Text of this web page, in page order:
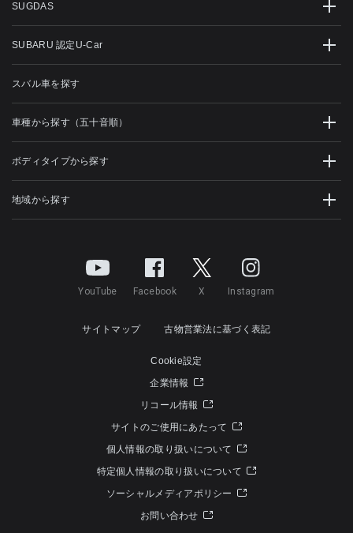
SUGDAS
SUBARU 認定U-Car
スバル車を探す
車種から探す（五十音順）
ボディタイプから探す
地域から探す
YouTube Facebook X Instagram
サイトマップ 古物営業法に基づく表記
Cookie設定
企業情報
リコール情報
サイトのご使用にあたって
個人情報の取り扱いについて
特定個人情報の取り扱いについて
ソーシャルメディアポリシー
お問い合わせ